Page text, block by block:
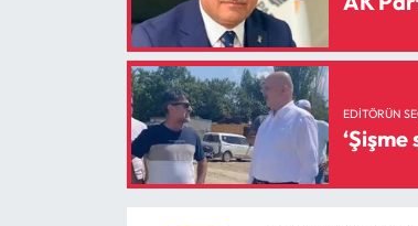
EDITÖRÜN